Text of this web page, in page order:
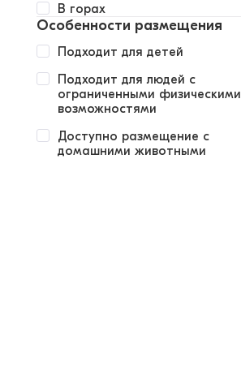
В горах
Особенности размещения
Подходит для детей
Подходит для людей с
ограниченными физическими
возможностями
Доступно размещение с
домашними животными